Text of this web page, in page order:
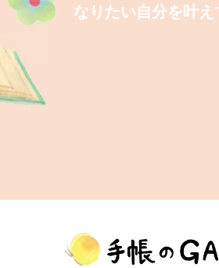
なりたい自分を叶え